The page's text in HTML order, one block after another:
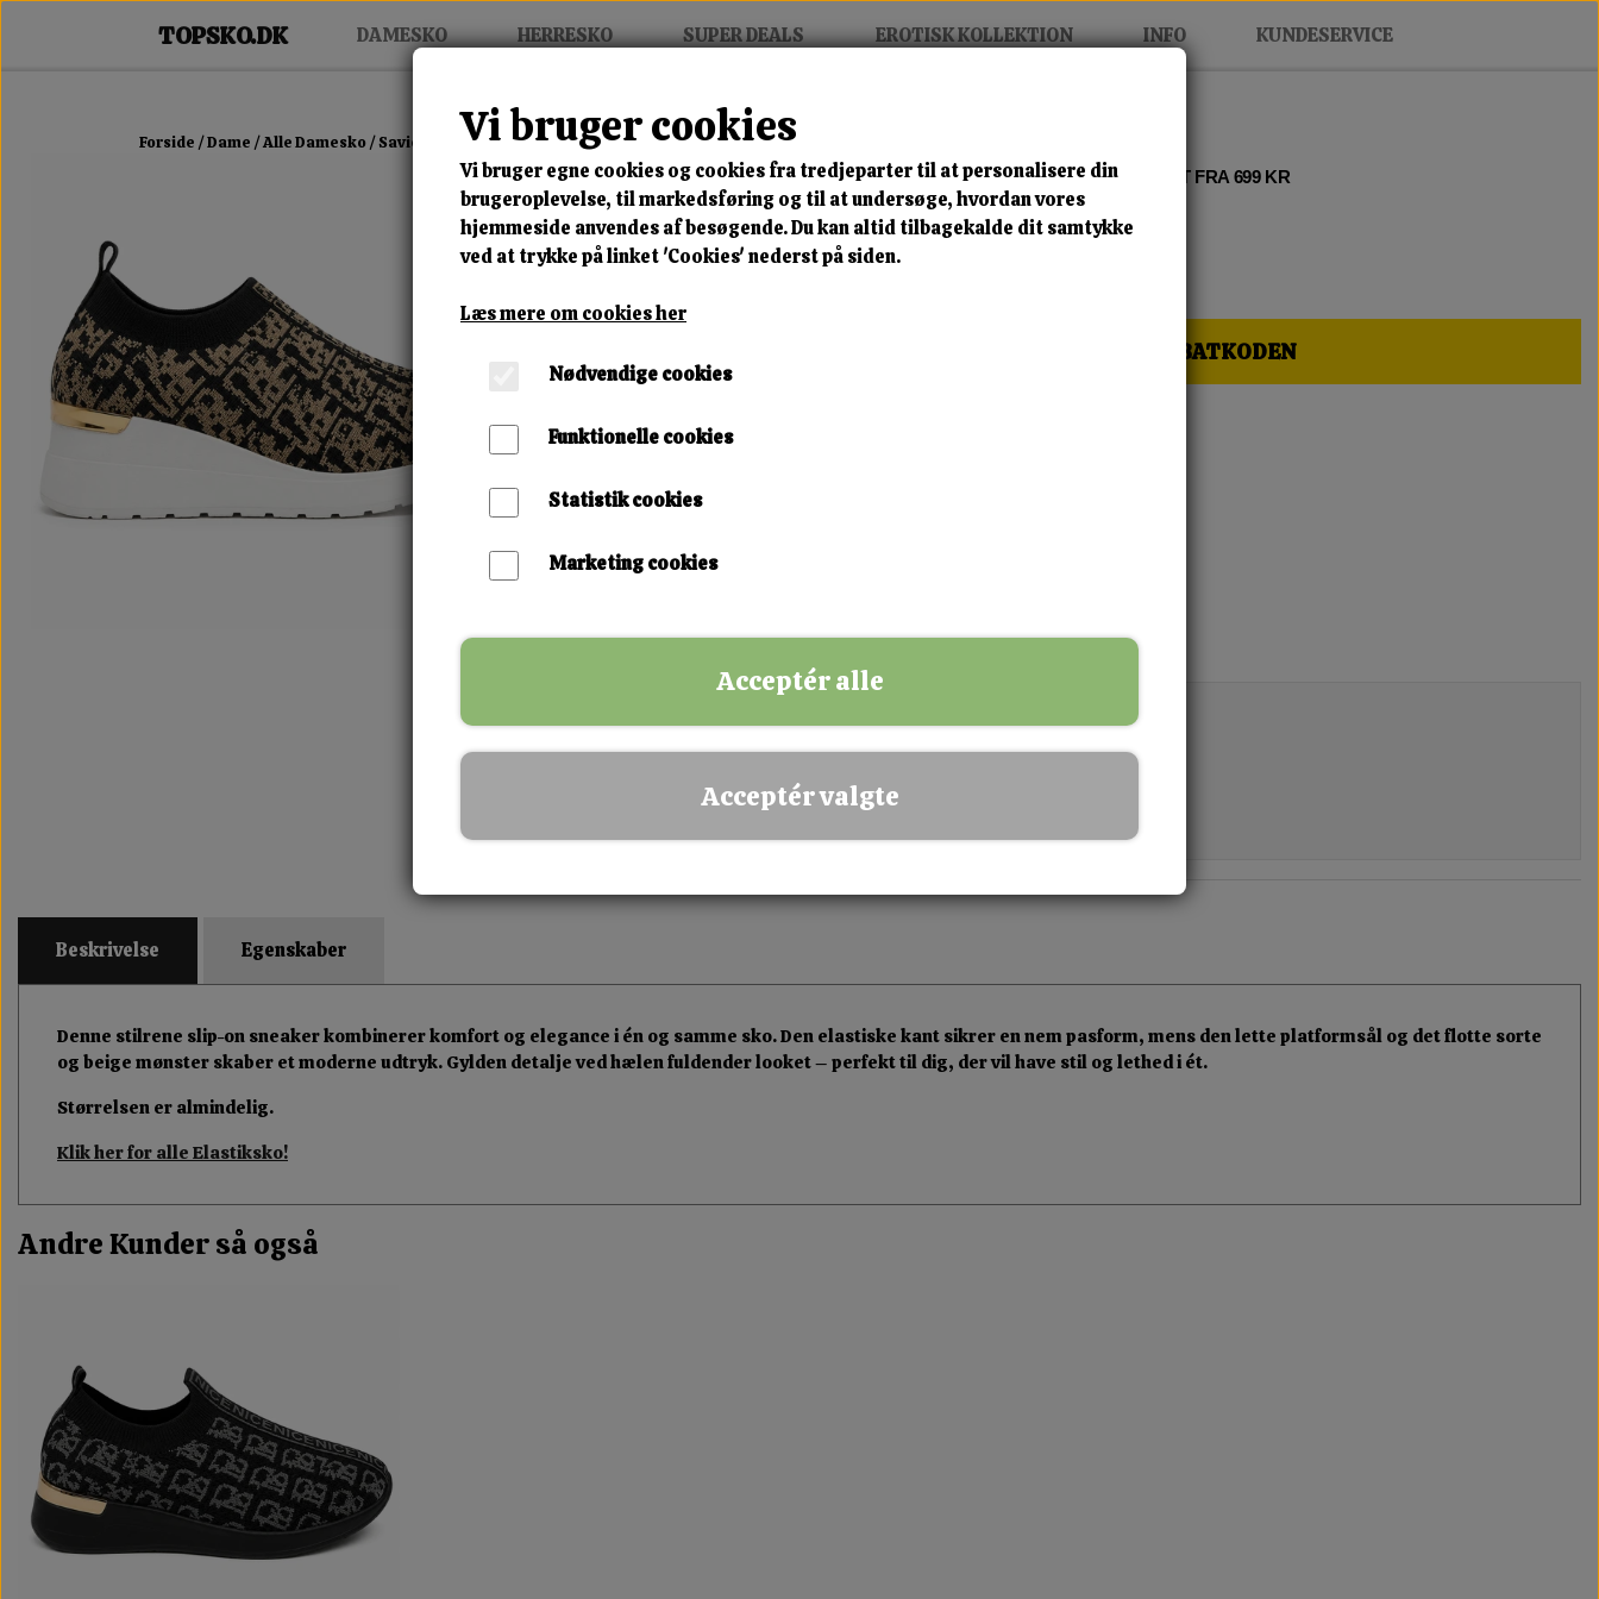
DAMESKO HERRESKO SUPER DEALS EROTISK KOLLEKTION INFO KUNDESERVICE
Forside Dame Alle Damesko Saviera Luxe Slip Sneaker
MIX FRIT • KØB 3 BETAL FOR 2 • FRI FRAGT FRA 699 KR
Saviera Luxe Slip Sneaker
🎁 SPAR 10 % – KLIK HER OG FÅ RABATKODEN
186,00 kr.
Størrelse
✅ Dansk webshop
✅ Fysisk butik i Esbjerg
Beskrivelse Egenskaber
Denne stilrene slip-on sneaker kombinerer komfort og elegance i én og samme sko. Den elastiske kant sikrer en nem pasform, mens den lette platformsål og det flotte sorte
og beige mønster skaber et moderne udtryk. Gylden detalje ved hælen fuldender looket – perfekt til dig, der vil have stil og lethed i ét.
Størrelsen er almindelig.
Klik her for alle Elastiksko!
Andre Kunder så også
Vi bruger cookies
Vi bruger egne cookies og cookies fra tredjeparter til at personalisere din
brugeroplevelse, til markedsføring og til at undersøge, hvordan vores
hjemmeside anvendes af besøgende. Du kan altid tilbagekalde dit samtykke
ved at trykke på linket 'Cookies' nederst på siden.
Læs mere om cookies her
Nødvendige cookies
Funktionelle cookies
Statistik cookies
Marketing cookies
Acceptér alle
Acceptér valgte